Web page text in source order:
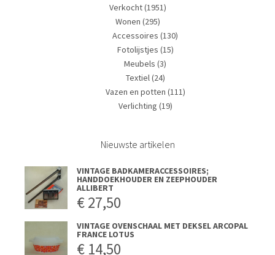
Verkocht(1951)
Wonen (295)
Accessoires (130)
Fotolijstjes (15)
Meubels (3)
Textiel(24)
Vazen en potten (111)
Verlichting (19)
Nieuwste artikelen
VINTAGE BADKAMERACCESSOIRES;
HANDDOEKHOUDER EN ZEEPHOUDER
ALLIBERT
€27,50
VINTAGE OVENSCHAAL MET DEKSEL ARCOPAL
FRANCE LOTUS
€ 14,50